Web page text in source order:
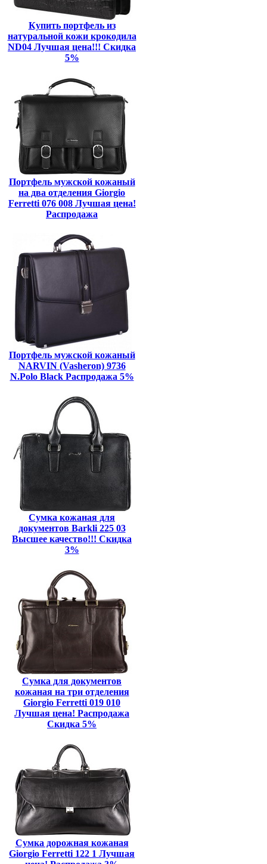
Купить портфель из
натуральной кожи крокодила
ND04 Лучшая цена!!! Скидка
5%
Портфель мужской кожаный
на два отделения Giorgio
Ferretti 076 008 Лучшая цена!
Распродажа
Портфель мужской кожаный
NARVIN (Vasheron) 9736
N.Polo Black Распродажа 5%
Сумка кожаная для
документов Barkli 225 03
Высшее качество!!! Скидка
3%
Сумка для документов
кожаная на три отделения
Giorgio Ferretti 019 010
Лучшая цена! Распродажа
Скидка 5%
Сумка дорожная кожаная
Giorgio Ferretti 122 1 Лучшая